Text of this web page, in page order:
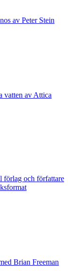
av Peter Stein
vatten av Attica
förlag och författare
Brian Freeman